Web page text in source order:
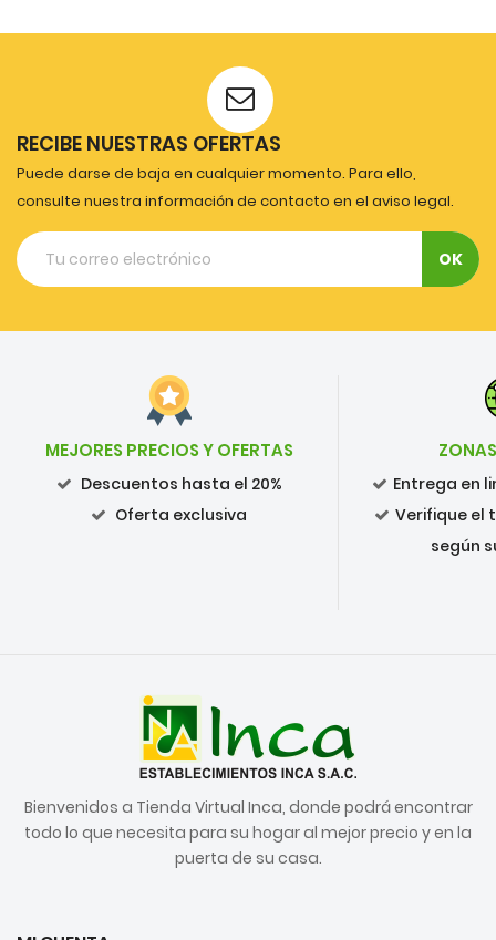
RECIBE NUESTRAS OFERTAS
Puede darse de baja en cualquier momento. Para ello,
consulte nuestra información de contacto en el aviso legal.
MEJORES PRECIOS Y OFERTAS
Descuentos hasta el 20%
Oferta exclusiva
Entrega en
Verifique el
según
Bienvenidos a Tienda Virtual Inca, donde podrá encontrar
todo lo que necesita para su hogar al mejor precio y en la
puerta de su casa.